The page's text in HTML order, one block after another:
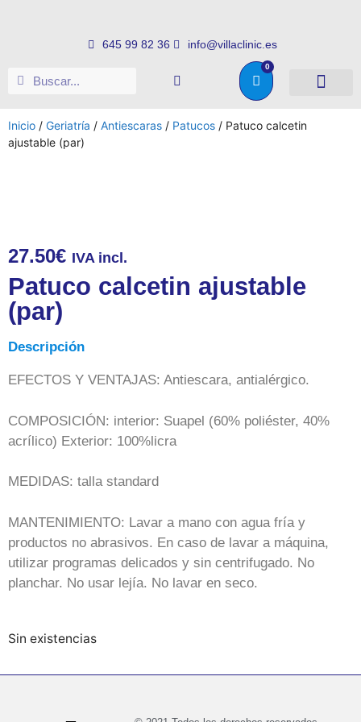
645 99 82 36 info@villaclinic.es
0
Inicio / Geriatría / Antiescaras / Patucos / Patuco calcetin
ajustable (par)
27.50€ IVA incl.
Patuco calcetin ajustable
(par)
Descripción
EFECTOS Y VENTAJAS: Antiescara, antialérgico.
COMPOSICIÓN: interior: Suapel (60% poliéster, 40%
acrílico) Exterior: 100%licra
MEDIDAS: talla standard
MANTENIMIENTO: Lavar a mano con agua fría y
productos no abrasivos. En caso de lavar a máquina,
utilizar programas delicados y sin centrifugado. No
planchar. No usar lejía. No lavar en seco.
Sin existencias